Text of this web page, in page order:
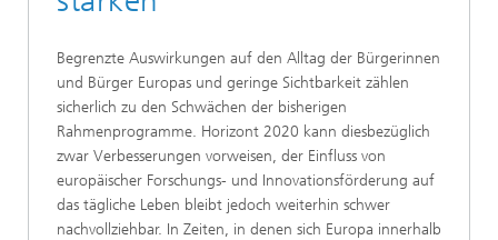
Begrenzte Auswirkungen auf den Alltag der Bürgerinnen
und Bürger Europas und geringe Sichtbarkeit zählen
sicherlich zu den Schwächen der bisherigen
Rahmenprogramme. Horizont 2020 kann diesbezüglich
zwar Verbesserungen vorweisen, der Einfluss von
europäischer Forschungs- und Innovationsförderung auf
das tägliche Leben bleibt jedoch weiterhin schwer
nachvollziehbar. In Zeiten, in denen sich Europa innerhalb